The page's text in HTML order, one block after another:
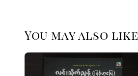
You may also like